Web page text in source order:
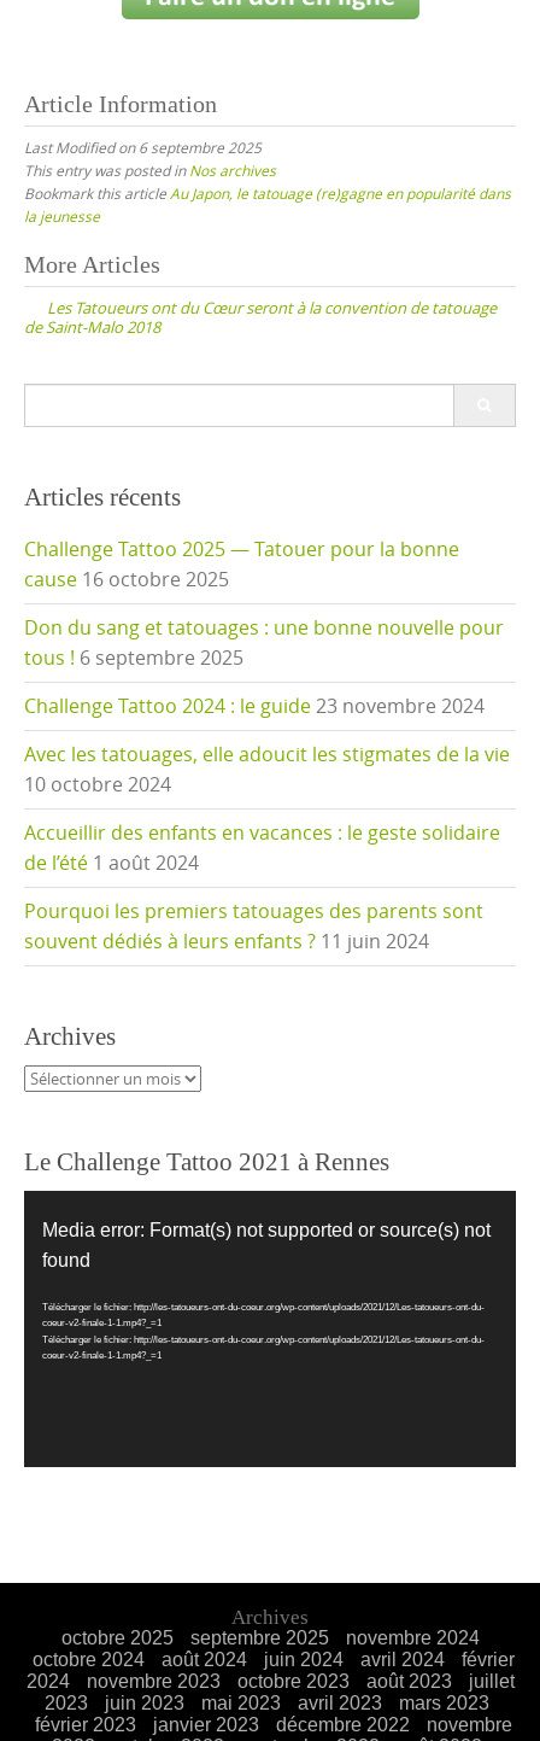
Article Information
Last Modified on 6 septembre 2025
This entry was posted inNos archives
Bookmark this articleAu Japon, le tatouage (re)gagne en popularité dans
la jeunesse
Post
navigation
More Articles
Les Tatoueurs ont du Cœur seront à la convention de tatouage
de Saint-Malo 2018
Articles récents
Challenge Tattoo 2025 — Tatouer pour la bonne
cause 16 octobre 2025
Don du sang et tatouages : une bonne nouvelle pour
tous ! 6 septembre 2025
Challenge Tattoo 2024 : le guide23 novembre 2024
Avec les tatouages, elle adoucit les stigmates de la vie
10 octobre 2024
Accueillir des enfants en vacances : le geste solidaire
de l’été 1 août 2024
Pourquoi les premiers tatouages des parents sont
souvent dédiés à leurs enfants ? 11 juin 2024
Archives
Archives
Le Challenge Tattoo 2021 à Rennes
vidéo
Media error: Format(s) not supported or source(s) not
found
Télécharger le fichier: http://les-tatoueurs-ont-du-coeur.org/wp-content/uploads/2021/12/Les-tatoueurs-ont-du-
coeur-v2-finale-1-1.mp4?_=1
Télécharger le fichier: http://les-tatoueurs-ont-du-coeur.org/wp-content/uploads/2021/12/Les-tatoueurs-ont-du-
coeur-v2-finale-1-1.mp4?_=1
Archives
octobre 2025 septembre 2025
novembre 2024
octobre 2024
août 2024 juin 2024 avril 2024
février
2024
novembre 2023 octobre 2023 août 2023
juillet
2023
juin 2023 mai 2023 avril 2023
mars 2023
février 2023
janvier 2023 décembre 2022
novembre